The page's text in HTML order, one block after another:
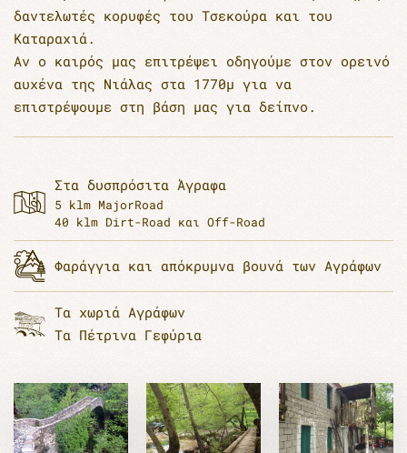
δαντελωτές κορυφές του Τσεκούρα και του
Καταραχιά.
Αν ο καιρός μας επιτρέψει οδηγούμε στον ορεινό
αυχένα της Νιάλας στα 1770μ για να
επιστρέψουμε στη βάση μας για δείπνο.
Στα δυσπρόσιτα Άγραφα
5 klm MajorRoad
40 klm Dirt-Road και Off-Road
Φαράγγια και απόκρυμνα βουνά των Αγράφων
Τα χωριά Αγράφων
Τα Πέτρινα Γεφύρια